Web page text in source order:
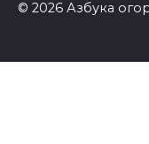
© 2026 Азбука